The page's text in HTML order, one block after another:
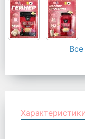
Характеристики